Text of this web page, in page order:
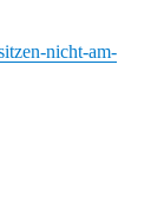
nicht-am-